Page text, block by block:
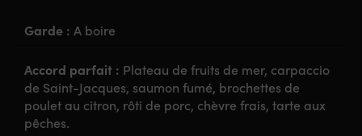
Garde :A boire
Accord parfait : Plateau de fruits de mer, carpaccio
de Saint-Jacques, saumon fumé, brochettes de
poulet au citron, rôti de porc, chèvre frais, tarte aux
pêches.